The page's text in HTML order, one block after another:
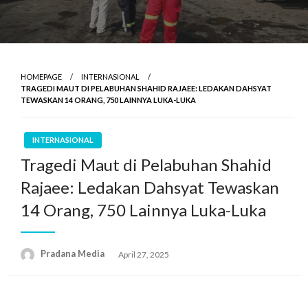
HOMEPAGE
INTERNASIONAL
TRAGEDI MAUT DI PELABUHAN SHAHID RAJAEE: LEDAKAN DAHSYAT
TEWASKAN 14 ORANG, 750 LAINNYA LUKA-LUKA
INTERNASIONAL
Tragedi Maut di Pelabuhan Shahid
Rajaee: Ledakan Dahsyat Tewaskan
14 Orang, 750 Lainnya Luka-Luka
Pradana Media April 27, 2025